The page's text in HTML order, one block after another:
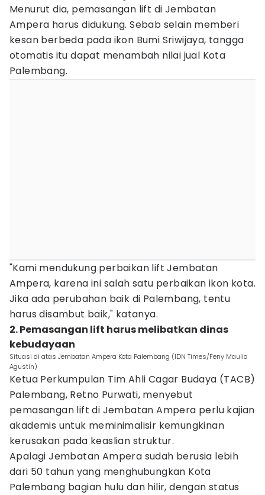
Menurut dia, pemasangan lift di Jembatan
Ampera harus didukung. Sebab selain memberi
kesan berbeda pada ikon Bumi Sriwijaya, tangga
otomatis itu dapat menambah nilai jual Kota
Palembang.
"Kami mendukung perbaikan lift Jembatan
Ampera, karena ini salah satu perbaikan ikon kota.
Jika ada perubahan baik di Palembang, tentu
harus disambut baik," katanya.
2. Pemasangan lift harus melibatkan dinas
kebudayaan
Situasi di atas Jembatan Ampera Kota Palembang (IDN Times/Feny Maulia
Agustin)
Ketua Perkumpulan Tim Ahli Cagar Budaya (TACB)
Palembang, Retno Purwati, menyebut
pemasangan lift di Jembatan Ampera perlu kajian
akademis untuk meminimalisir kemungkinan
kerusakan pada keaslian struktur.
Apalagi Jembatan Ampera sudah berusia lebih
dari 50 tahun yang menghubungkan Kota
Palembang bagian hulu dan hilir, dengan status